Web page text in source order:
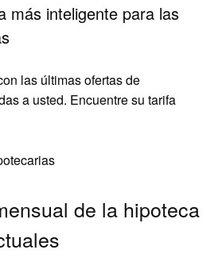
más inteligente para las
las últimas ofertas de
a usted. Encuentre su tarifa
de la hipoteca